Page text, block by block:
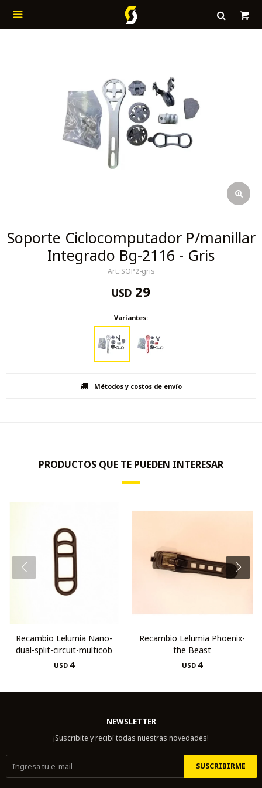

Soporte Ciclocomputador P/manillar
Integrado Bg-2116 - Gris
SOP2-gris
USD 29
Variantes:
Métodos y costos de envío
PRODUCTOS QUE TE PUEDEN INTERESAR
Recambio Lelumia Nano-
dual-split-circuit-multicob
USD 4
Recambio Lelumia Phoenix-
the Beast
USD 4
NEWSLETTER
¡Suscribite y recibí todas nuestras novedades!
SUSCRIBIRME